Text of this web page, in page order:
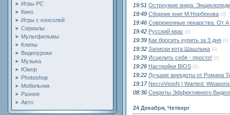
Игры PC
Кино
Игры с консолей
Сериалы
Мультфильмы
Клипы
Видеоуроки
Музыка
Юмор
Photoshop
Мобильник
Разное
Авто
19:51 Остроумие мира.
19:49 Сборник книг М.Норбекова (0)
19:46 Современные лекарства. От
19:42 Русский квас (0)
19:39 Как бросить курить за 3 дня (0)
19:32 Записки кота Шашлыка (0)
19:29 Исцелить себя - просто! (0)
19:26 Настройки BIOS (0)
19:22 Лучшие анекдоты от Романа
19:17 NecroVisioN | Wanted:
08:36 Секреты Эффективного
24 Декабря, Четверг